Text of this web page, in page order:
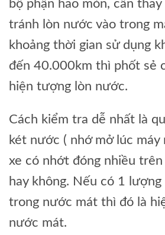
bộ phận hao mòn, cần
tránh lòn nước vào trong
khoảng thời gian sử dụng
đến 40.000km thì phốt sẻ
hiện tượng lòn nước.
Cách kiểm tra dễ nhất là
két nước ( nhớ mở lúc máy
xe có nhớt đóng nhiều
hay không. Nếu có 1
trong nước mát thì đó là
nước mát.